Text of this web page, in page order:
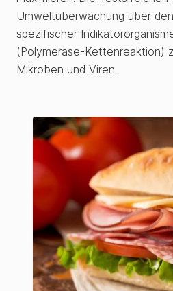
Umweltüberwachung über
spezifischer
(Polymerase-Kettenreaktion)
Mikroben und Viren.